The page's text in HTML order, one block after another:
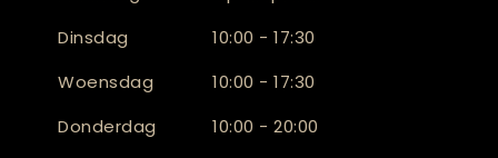
Dinsdag
10:00 - 17:30
Woensdag
10:00 - 17:30
Donderdag
10:00 - 20:00